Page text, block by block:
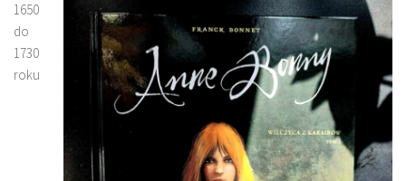
1650
do
1730
roku